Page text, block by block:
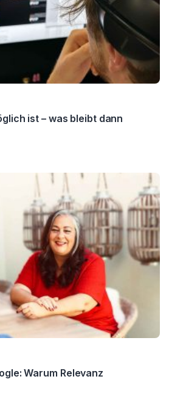
ist – was bleibt dann
Warum Relevanz